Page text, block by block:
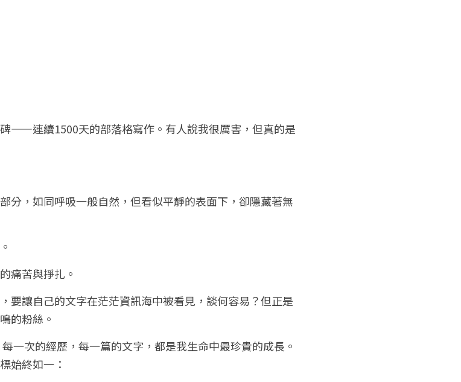
——連續1500天的部落格寫作。有人說我很厲害，但真的是
分，如同呼吸一般自然，但看似平靜的表面下，卻隱藏著無
痛苦與掙扎。
要讓自己的文字在茫茫資訊海中被看見，談何容易？但正是
的粉絲。
一次的經歷，每一篇的文字，都是我生命中最珍貴的成長。
始終如一：